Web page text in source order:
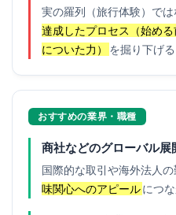
実の羅列（旅行体験）では
達成したプロセス（始め
についた力）
を掘り下げる
おすすめの業界・職種
商社などのグローバル展
国際的な取引や海外法人の
味関心へのアピールにつ